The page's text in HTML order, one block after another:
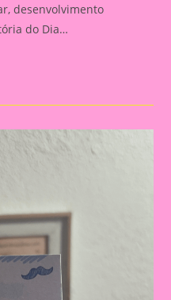
desenvolvimento
do Dia…